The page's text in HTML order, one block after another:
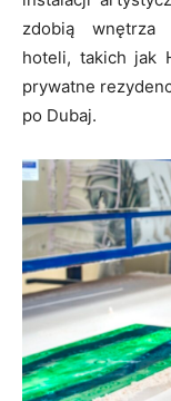
zdobią wnętrza
hoteli, takich jak
prywatne
po Dubaj.